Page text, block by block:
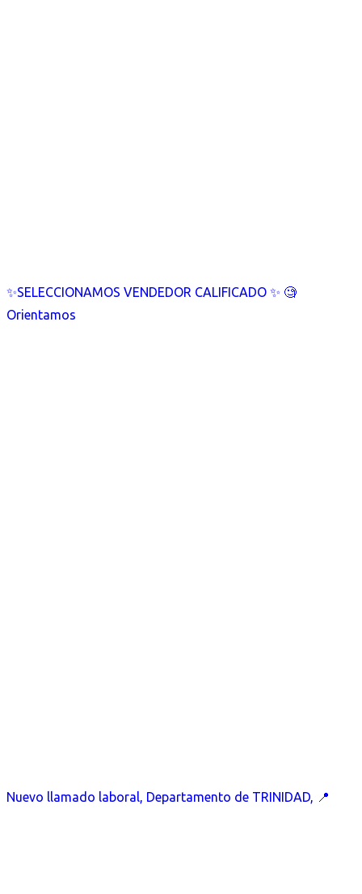
✨SELECCIONAMOS VENDEDOR CALIFICADO ✨ 🧐
Orientamos
Nuevo llamado laboral, Departamento de TRINIDAD, 📍